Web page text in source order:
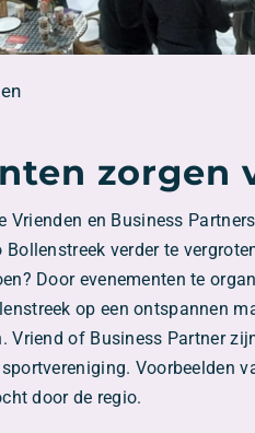
zorgen
Vrienden en Business
verder te
Door evenementen te
op een ontspannen
Vriend of Business Partner
Voorbeelden
door de regio.